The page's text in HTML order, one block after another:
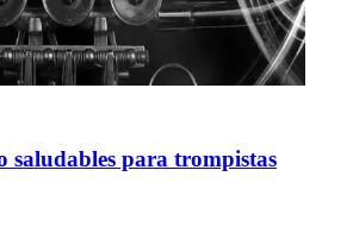
saludables para trompistas